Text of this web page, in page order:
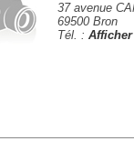
37 avenue
69500 Bron
Tél. :